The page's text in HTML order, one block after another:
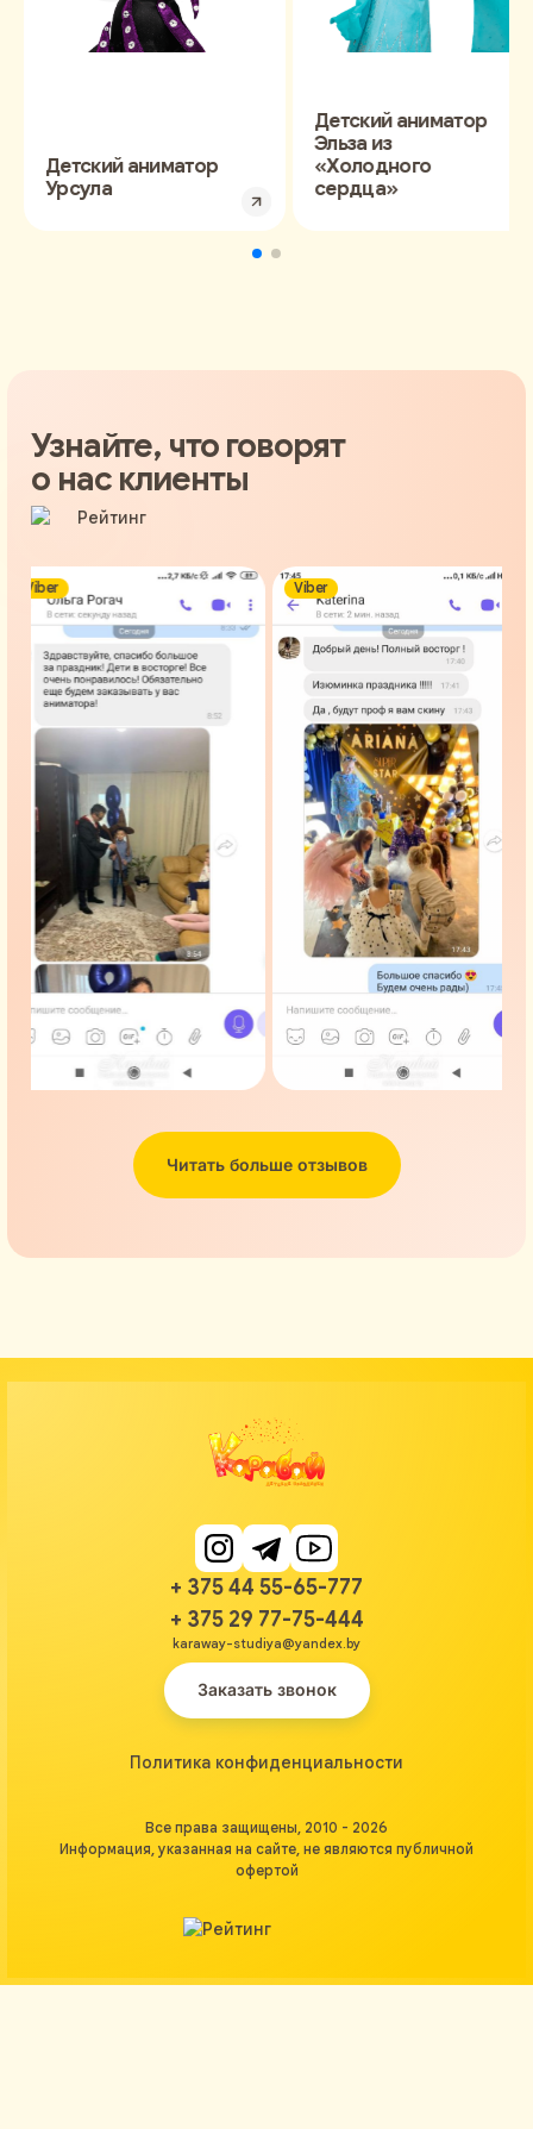
Детский аниматор
Урсула
Детский аниматор
Эльза из
«Холодного
сердца»
Узнайте, что говорят
о нас клиенты
Viber
Читать больше отзывов
+ 375 44 55-65-777
+ 375 29 77-75-444
karaway-studiya@yandex.by
Заказать звонок
Политика конфиденциальности
Все права защищены, 2010 - 2026
Информация, указанная на сайте, не являются публичной
офертой